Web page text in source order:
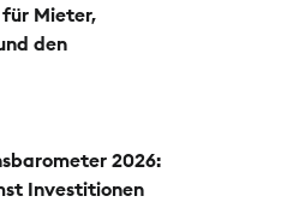
Mieter,
den
2026:
Investitionen